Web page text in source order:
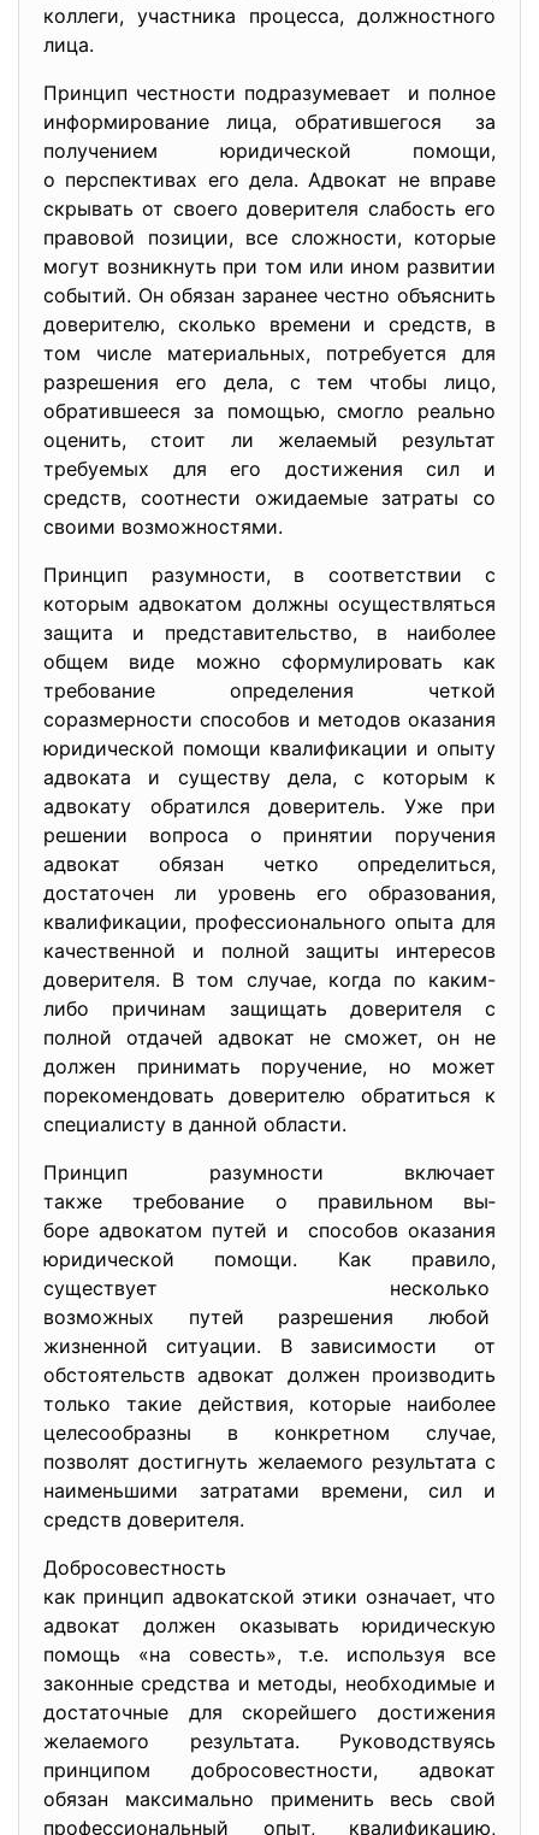
коллеги, участника процесса, должностного
лица.
Принцип честности подразумевает и полное
информирование лица, обратившегося за
получением юридической помощи,
о перспективах его дела. Адвокат не вправе
скрывать от своего доверителя слабость его
правовой позиции, все сложности, которые
могут возникнуть при том или ином развитии
событий. Он обязан заранее честно объяснить
доверителю, сколько времени и средств, в
том числе материальных, потребуется для
разрешения его дела, с тем чтобы лицо,
обратив­шееся за помощью, смогло реально
оценить, стоит ли желаемый результат
требуемых для его достижения сил и
средств, соотнести ожидаемые затраты со
своими возможностями.
Принцип разумности, в соответствии с
которым адвокатом должны осуществляться
защита и представительство, в наиболее
общем виде можно сформулировать как
требование определения четкой
соразмерности способов и методов оказания
юридической помощи квалификации и опыту
адвоката и существу дела, с которым к
адвокату обратился доверитель. Уже при
решении вопроса о принятии поручения
адвокат обязан четко определиться,
достаточен ли уровень его образования,
квалификации, профессионального опыта для
качественной и полной защиты интересов
доверителя. В том случае, когда по каким-
либо причинам защищать доверителя с
полной отдачей адвокат не сможет, он не
должен принимать поручение, но может
порекомендовать доверителю обратиться к
специалисту в данной области.
Принцип разумности включает
также требование о правильном вы­
боре адвокатом путей и способов оказания
юридической помощи. Как правило,
существует несколько
возможных путей разрешения любой
жизненной ситуации. В зависимости от
обстоятельств адвокат должен производить
только такие действия, которые наиболее
целесообразны в конкретном случае,
позволят достигнуть желаемого результата с
наименьшими затратами времени, сил и
средств доверителя.
Добросовестность
как принцип адвокатской этики означает, что
адвокат должен оказывать юридическую
помощь «на совесть», т.е. используя все
законные средства и методы, необходимые и
достаточные для скорейшего достижения
желаемого результата. Руководствуясь
принципом добросовестности, адвокат
обязан максимально применить весь свой
профессиональный опыт, квалификацию,